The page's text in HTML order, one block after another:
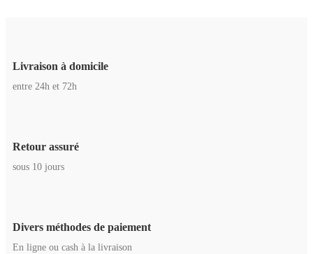
Livraison à domicile
entre 24h et 72h
Retour assuré
sous 10 jours
Divers méthodes de paiement
En ligne ou cash à la livraison